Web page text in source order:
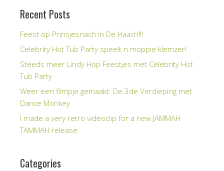
Recent Posts
Feest op Prinsjesnach in De Haach!!!
Celebrity Hot Tub Party speelt n moppie klemzer!
Steeds meer Lindy Hop Feestjes met Celebrity Hot
Tub Party
Weer een filmpje gemaakt: De 3de Verdieping met
Dance Monkey
I made a very retro videoclip for a new JAMMAH
TAMMAH release
Categories